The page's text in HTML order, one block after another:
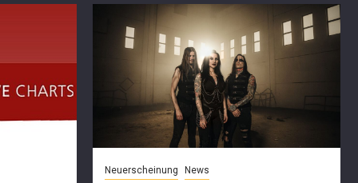
Neuerscheinung News